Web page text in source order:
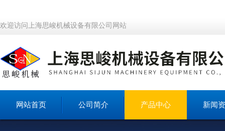
欢迎访问上海思峻机械设备有限公司网站
网站首页 公司简介 产品中心 新闻